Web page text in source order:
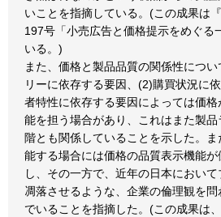
いことを指摘している。(この成果は
197号「小売広告と価格提示をめぐる
いる。)
また、価格と製品品質の関係性につ
リーに依存する要因、(2)購買状況に
者特性に依存する要因によっては価
能を担う場合があり、これはまた製
階とも関係していることを示した。
能する場合には価格の品質表示機能
し、その一方で、近年の日本におい
凋落させるような、企業の倫理観を
でいることを指摘した。(この成果は